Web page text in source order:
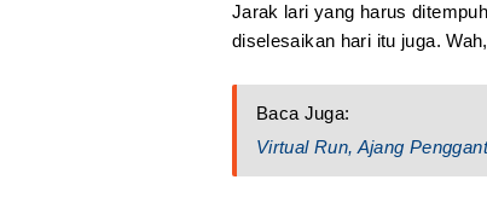
Jarak lari yang harus
diselesaikan hari itu juga.
Baca Juga:
Virtual Run, Ajang